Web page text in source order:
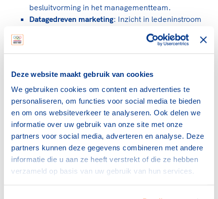
Deze website maakt gebruik van cookies
We gebruiken cookies om content en advertenties te
personaliseren, om functies voor social media te bieden
en om ons websiteverkeer te analyseren. Ook delen we
informatie over uw gebruik van onze site met onze
partners voor social media, adverteren en analyse. Deze
partners kunnen deze gegevens combineren met andere
informatie die u aan ze heeft verstrekt of die ze hebben
verzameld op basis van uw gebruik van hun services.
besluitvorming in het managementteam.
Datagedreven marketing: Inzicht in ledeninstroom
en uitstroom helpt om gerichte campagnes te
een landkaartfunctie om te kijken waar
kleine verenigingen kunnen
samenwerken of waar verjonging
mogelijk is. Met het dashboard kunnen
we dit nog gerichter aanpakken.